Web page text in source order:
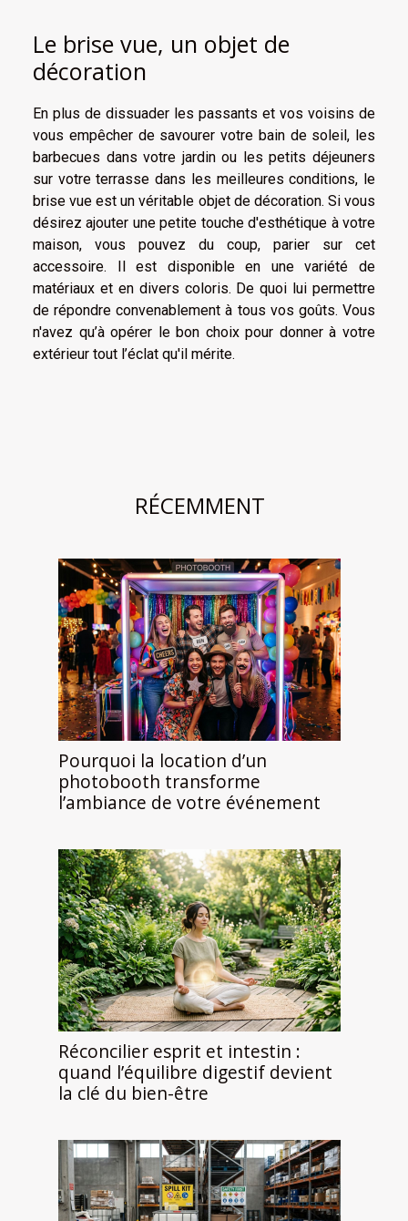
Le brise vue, un objet de
décoration
En plus de dissuader les passants et vos voisins de
vous empêcher de savourer votre bain de soleil, les
barbecues dans votre jardin ou les petits déjeuners
sur votre terrasse dans les meilleures conditions, le
brise vue est un véritable objet de décoration. Si vous
désirez ajouter une petite touche d'esthétique à votre
maison, vous pouvez du coup, parier sur cet
accessoire. Il est disponible en une variété de
matériaux et en divers coloris. De quoi lui permettre
de répondre convenablement à tous vos goûts. Vous
n'avez qu’à opérer le bon choix pour donner à votre
extérieur tout l’éclat qu'il mérite.
RÉCEMMENT
Pourquoi la location d’un
photobooth transforme
l’ambiance de votre événement
Réconcilier esprit et intestin :
quand l’équilibre digestif devient
la clé du bien-être